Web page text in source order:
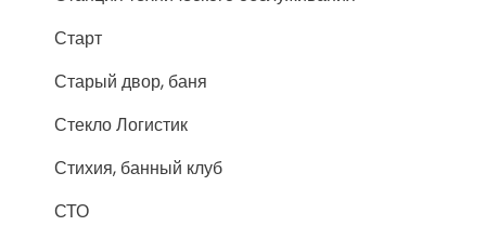
Старт
Старый двор, баня
Стекло Логистик
Стихия, банный клуб
СТО